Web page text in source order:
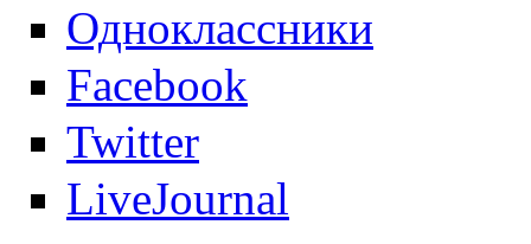
Одноклассники
Facebook
Twitter
LiveJournal